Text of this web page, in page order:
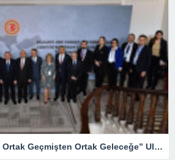
“Balkanlar ve Avrupa Ortak Geçmişten Ortak Geleceğe” Uluslararası Konferansı düzenledi